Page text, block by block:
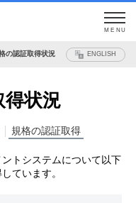
MENU
の認証取得状況 ENGLISH
得状況
規格の認証取得
トシステムについて以下
ています。